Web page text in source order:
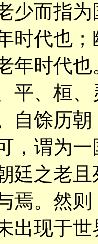
少而指
时代也
年时代
平、桓、
自馀历
，谓为一
廷之老
焉。然
出现于